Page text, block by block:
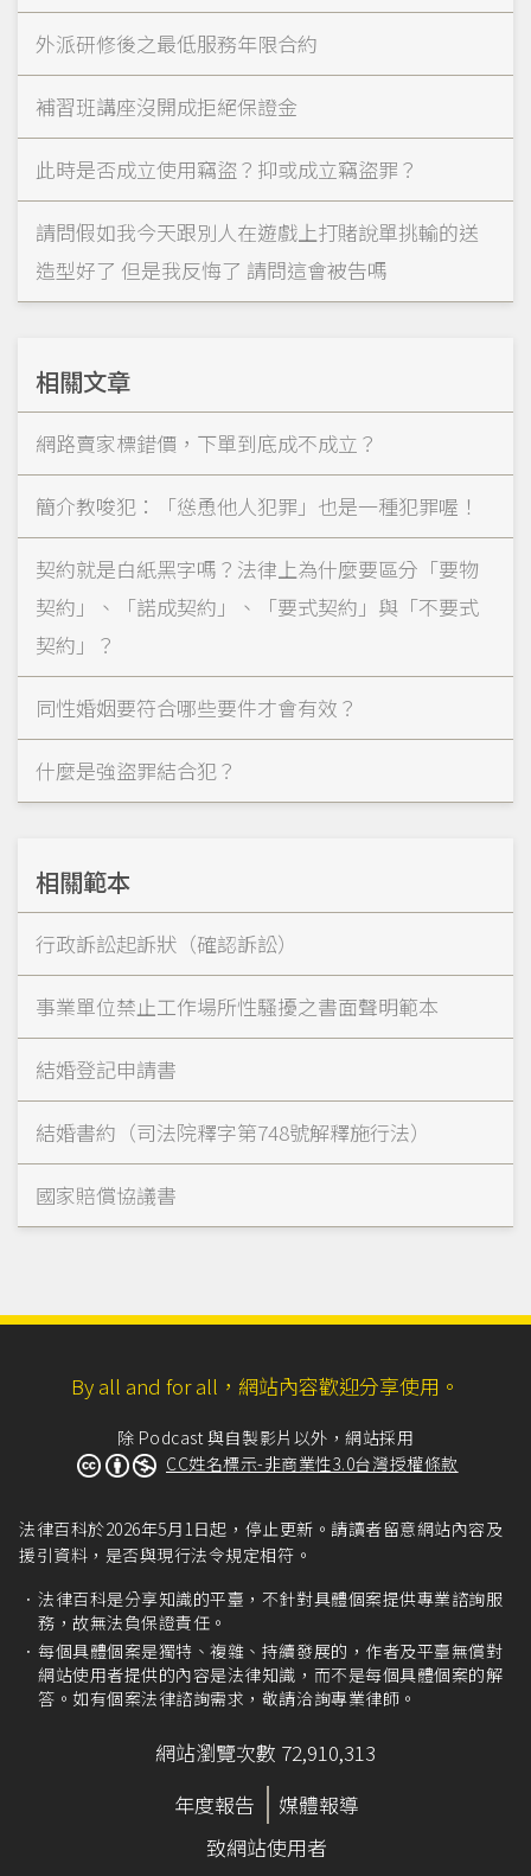
外派研修後之最低服務年限合約
補習班講座沒開成拒絕保證金
此時是否成立使用竊盜？抑或成立竊盜罪？
請問假如我今天跟別人在遊戲上打賭說單挑輸的送
造型好了 但是我反悔了 請問這會被告嗎
相關文章
網路賣家標錯價，下單到底成不成立？
簡介教唆犯：「慫恿他人犯罪」也是一種犯罪喔！
契約就是白紙黑字嗎？法律上為什麼要區分「要物
契約」、「諾成契約」、「要式契約」與「不要式
契約」？
同性婚姻要符合哪些要件才會有效？
什麼是強盜罪結合犯？
相關範本
行政訴訟起訴狀（確認訴訟）
事業單位禁止工作場所性騷擾之書面聲明範本
結婚登記申請書
結婚書約（司法院釋字第748號解釋施行法）
國家賠償協議書
By all and for all，網站內容歡迎分享使用。
除 Podcast 與自製影片以外，網站採用
CC姓名標示-非商業性3.0台灣授權條款
法律百科於2026年5月1日起，停止更新。請讀者留意網站內容及
援引資料，是否與現行法令規定相符。
法律百科是分享知識的平臺，不針對具體個案提供專業諮詢服
務，故無法負保證責任。
每個具體個案是獨特、複雜、持續發展的，作者及平臺無償對
網站使用者提供的內容是法律知識，而不是每個具體個案的解
答。如有個案法律諮詢需求，敬請洽詢專業律師。
網站瀏覽次數 72,910,313
年度報告
媒體報導
致網站使用者